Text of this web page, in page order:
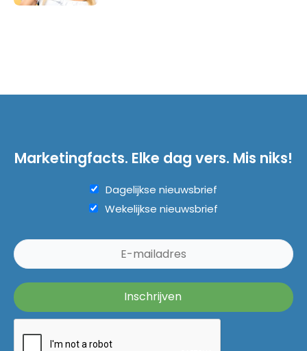
Marketingfacts. Elke dag vers. Mis niks!
Dagelijkse nieuwsbrief
Wekelijkse nieuwsbrief